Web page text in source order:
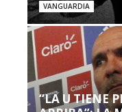
VANGUARDIA
“LA U TIENE